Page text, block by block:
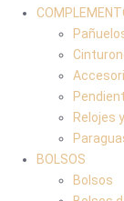
Relojes
BOLSOS
Bolsos